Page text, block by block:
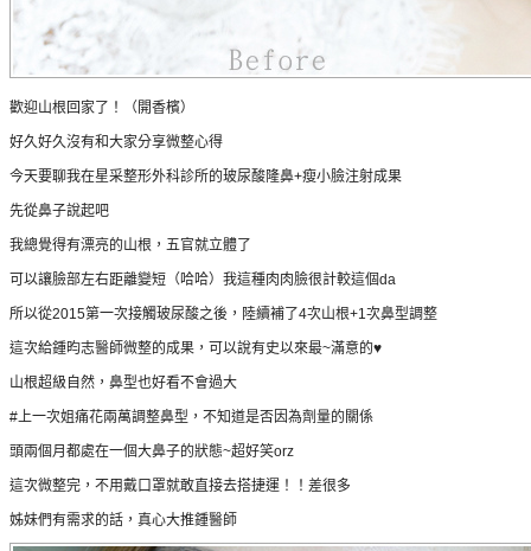
歡迎山根回家了！（開香檳）
好久好久沒有和大家分享微整心得
今天要聊我在星采整形外科診所的玻尿酸隆鼻+瘦小臉注射成果
先從鼻子說起吧
我總覺得有漂亮的山根，五官就立體了
可以讓臉部左右距離變短（哈哈）我這種肉肉臉很計較這個da
所以從2015第一次接觸玻尿酸之後，陸續補了4次山根+1次鼻型調整
這次給鍾昀志醫師微整的成果，可以說有史以來最~滿意的♥
山根超級自然，鼻型也好看不會過大
#上一次姐痛花兩萬調整鼻型，不知道是否因為劑量的關係
頭兩個月都處在一個大鼻子的狀態~超好笑orz
這次微整完，不用戴口罩就敢直接去搭捷運！！差很多
姊妹們有需求的話，真心大推鍾醫師